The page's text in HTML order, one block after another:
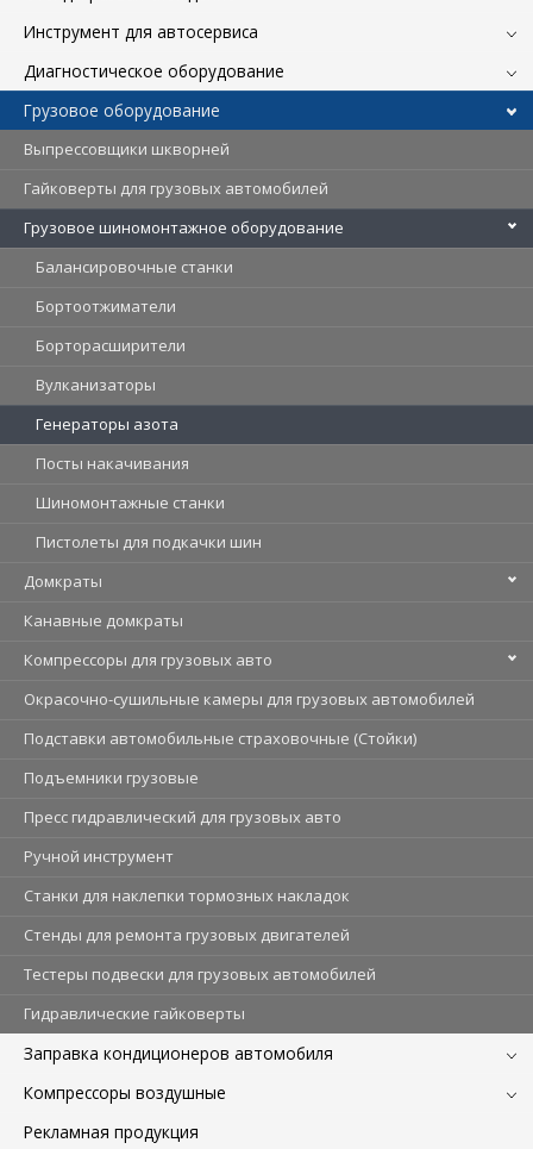
Инструмент для автосервиса
Диагностическое оборудование
Грузовое оборудование
Выпрессовщики шкворней
Гайковерты для грузовых автомобилей
Грузовое шиномонтажное оборудование
Балансировочные станки
Бортоотжиматели
Борторасширители
Вулканизаторы
Генераторы азота
Посты накачивания
Шиномонтажные станки
Пистолеты для подкачки шин
Домкраты
Канавные домкраты
Компрессоры для грузовых авто
Окрасочно-сушильные камеры для грузовых автомобилей
Подставки автомобильные страховочные (Стойки)
Подъемники грузовые
Пресс гидравлический для грузовых авто
Ручной инструмент
Станки для наклепки тормозных накладок
Стенды для ремонта грузовых двигателей
Тестеры подвески для грузовых автомобилей
Гидравлические гайковерты
Заправка кондиционеров автомобиля
Компрессоры воздушные
Рекламная продукция